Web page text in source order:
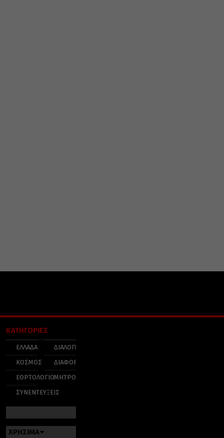
ΚΑΤΗΓΟΡΙΕΣ
ΕΛΛΑΔΑ
ΚΟΣΜΟΣ
ΕΟΡΤΟΛΟΓΙΟ
ΣΥΝΕΝΤΕΥΞΕΙΣ
ΔΙΑΛΟΓΟΣ
ΔΙΑΦΟΡΑ
ΜΗΤΡΟΠΟΛΕΙΣ
ΧΡΗΣΙΜΑ